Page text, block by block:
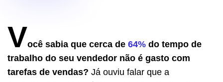
Você sabia que cerca de 64% do tempo de
trabalho do seu vendedor não é gasto com
tarefas de vendas? Já ouviu falar que a